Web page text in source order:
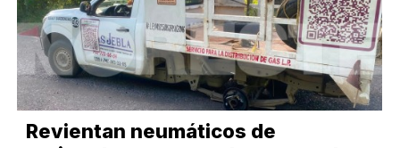
Revientan neumáticos de